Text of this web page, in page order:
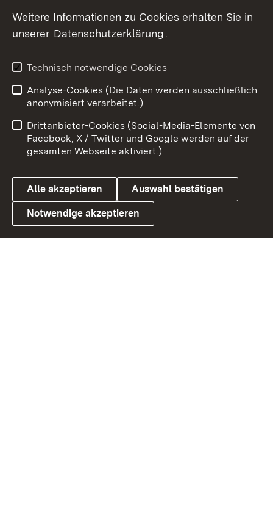
Social Wall
X / Twitter
Youtube
Link zum Landesportal
Benutzungshinweise
Barrierefreiheit
Datenschutz
Cookies
Weitere Informationen zu Cookies erhalten Sie in
unserer Datenschutzerklärung.
Technisch notwendige Cookies
Analyse-Cookies (Die Daten werden ausschließlich
anonymisiert verarbeitet.)
Drittanbieter-Cookies (Social-Media-Elemente von
Facebook, X / Twitter und Google werden auf der
gesamten Webseite aktiviert.)
Alle akzeptieren Auswahl bestätigen
Notwendige akzeptieren